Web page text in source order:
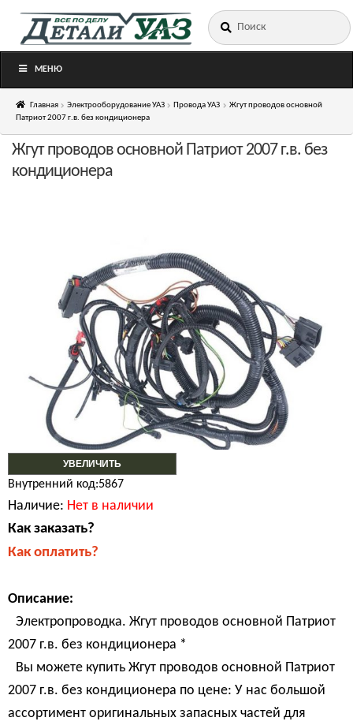
Перейти
Перейти
Искать:
МЕНЮ
Главная Электрооборудование УАЗ Провода УАЗ
Жгут проводов основной
Патриот 2007 г.в. без кондиционера
УВЕЛИЧИТЬ
Жгут проводов основной Патриот 2007 г.в. без
кондиционера
Внутренний код:5867
Наличие: Нет в наличии
Как заказать?
Как оплатить?
Описание:
Электропроводка. Жгут проводов основной Патриот
2007 г.в. без кондиционера *
Вы можете купить Жгут проводов основной Патриот
2007 г.в. без кондиционера по цене: У нас большой
ассортимент оригинальных запасных частей для